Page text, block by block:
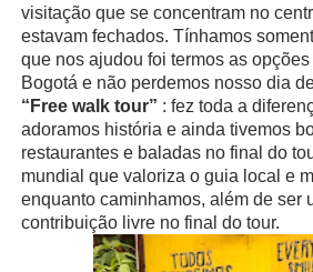
visitação que se concentram no
estavam fechados. Tínhamos
que nos ajudou foi termos as
Bogotá e não perdemos nosso dia
“Free walk tour” : fez toda a
adoramos história e ainda tivemos
restaurantes e baladas no final do
mundial que valoriza o guia local e
enquanto caminhamos, além de ser
contribuição livre no final do tour.